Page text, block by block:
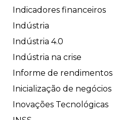
Indicadores financeiros
Indústria
Indústria 4.0
Indústria na crise
Informe de rendimentos
Inicialização de negócios
Inovações Tecnológicas